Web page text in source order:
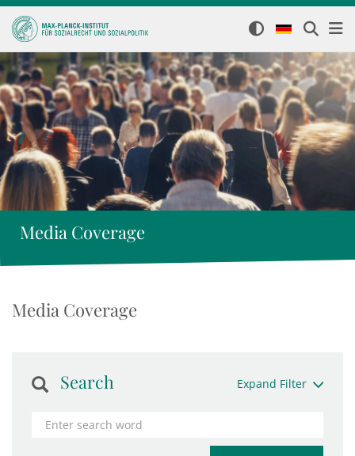
Media Coverage
Media Coverage
Search Expand Filter